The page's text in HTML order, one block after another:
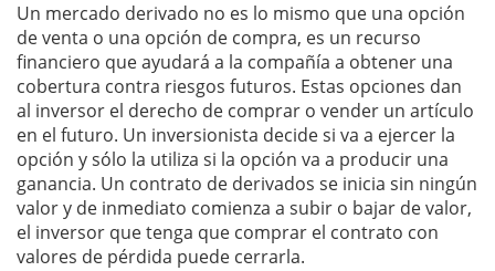
Un mercado derivado no es lo mismo que una opción
de venta o una opción de compra, es un recurso
financiero que ayudará a la compañía a obtener una
cobertura contra riesgos futuros. Estas opciones dan
al inversor el derecho de comprar o vender un artículo
en el futuro. Un inversionista decide si va a ejercer la
opción y sólo la utiliza si la opción va a producir una
ganancia. Un contrato de derivados se inicia sin ningún
valor y de inmediato comienza a subir o bajar de valor,
el inversor que tenga que comprar el contrato con
valores de pérdida puede cerrarla.